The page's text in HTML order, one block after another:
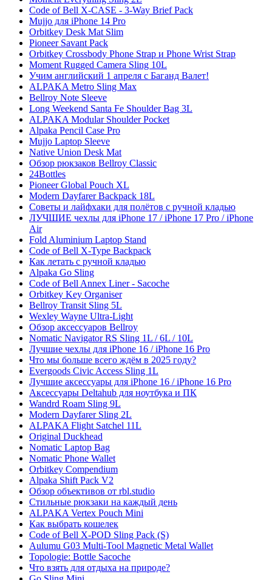
Code of Bell X-CASE - 3-Way Brief Pack
Mujjo для iPhone 14 Pro
Orbitkey Desk Mat Slim
Pioneer Savant Pack
Orbitkey Crossbody Phone Strap и Phone Wrist Strap
Moment Rugged Camera Sling 10L
Учим английский 1 апреля с Баганд Валет!
ALPAKA Metro Sling Max
Bellroy Note Sleeve
Long Weekend Santa Fe Shoulder Bag 3L
ALPAKA Modular Shoulder Pocket
Alpaka Pencil Case Pro
Mujjo Laptop Sleeve
Native Union Desk Mat
Обзор рюкзаков Bellroy Classic
24Bottles
Pioneer Global Pouch XL
Modern Dayfarer Backpack 18L
Советы и лайфхаки для полётов с ручной кладью
ЛУЧШИЕ чехлы для iPhone 17 / iPhone 17 Pro / iPhone
Air
Fold Aluminium Laptop Stand
Code of Bell X-Type Backpack
Как летать с ручной кладью
Alpaka Go Sling
Code of Bell Annex Liner - Sacoche
Orbitkey Key Organiser
Bellroy Transit Sling 5L
Wexley Wayne Ultra-Light
Обзор аксессуаров Bellroy
Nomatic Navigator RS Sling 1L / 6L / 10L
Лучшие чехлы для iPhone 16 / iPhone 16 Pro
Что мы больше всего ждём в 2025 году?
Evergoods Civic Access Sling 1L
Лучшие аксессуары для iPhone 16 / iPhone 16 Pro
Аксессуары Deltahub для ноутбука и ПК
Wandrd Roam Sling 9L
Modern Dayfarer Sling 2L
ALPAKA Flight Satchel 11L
Original Duckhead
Nomatic Laptop Bag
Nomatic Phone Wallet
Orbitkey Compendium
Alpaka Shift Pack V2
Обзор объективов от rbl.studio
Стильные рюкзаки на каждый день
ALPAKA Vertex Pouch Mini
Как выбрать кошелек
Code of Bell X-POD Sling Pack (S)
Aulumu G03 Multi-Tool Magnetic Metal Wallet
Topologie: Bottle Sacoche
Что взять для отдыха на природе?